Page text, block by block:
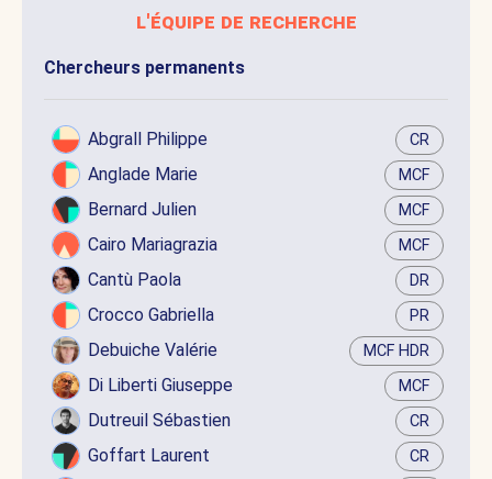
l'équipe de recherche
Chercheurs permanents
Abgrall Philippe CR
Anglade Marie MCF
Bernard Julien MCF
Cairo Mariagrazia MCF
Cantù Paola DR
Crocco Gabriella PR
Debuiche Valérie MCF HDR
Di Liberti Giuseppe MCF
Dutreuil Sébastien CR
Goffart Laurent CR